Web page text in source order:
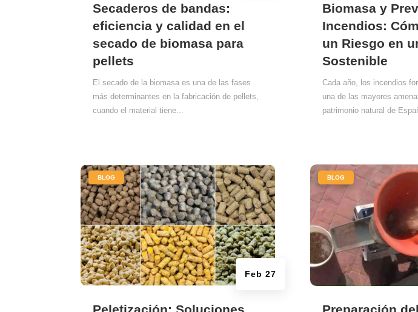
Secaderos de bandas:
eficiencia y calidad en el
secado de biomasa para
pellets
El secado de la biomasa es una de las fases
más determinantes en la fabricación de pellets,
cuando el material tiene...
Peletización: Soluciones
Feb 27
BLOG
Biomasa y
Incendios:
un Riesgo en
Sostenible
Cada año, los incendios
una de las mayores
patrimonio natural de
Preparación
BLOG